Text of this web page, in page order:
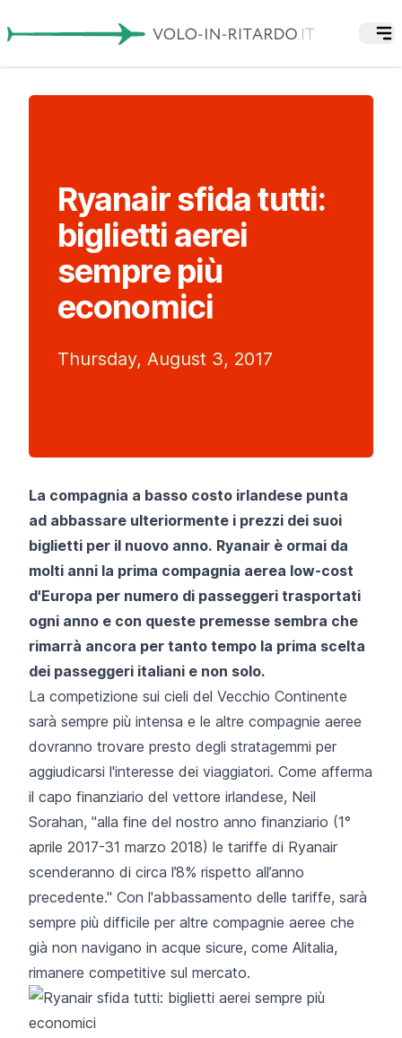
Ryanair sfida tutti:
biglietti aerei
sempre più
economici
Thursday, August 3, 2017
La compagnia a basso costo irlandese punta
ad abbassare ulteriormente i prezzi dei suoi
biglietti per il nuovo anno. Ryanair è ormai da
molti anni la prima compagnia aerea low-cost
d'Europa per numero di passeggeri trasportati
ogni anno e con queste premesse sembra che
rimarrà ancora per tanto tempo la prima scelta
dei passeggeri italiani e non solo.
La competizione sui cieli del Vecchio Continente
sarà sempre più intensa e le altre compagnie aeree
dovranno trovare presto degli stratagemmi per
aggiudicarsi l'interesse dei viaggiatori. Come afferma
il capo finanziario del vettore irlandese, Neil
Sorahan, "alla fine del nostro anno finanziario (1°
aprile 2017-31 marzo 2018) le tariffe di Ryanair
scenderanno di circa l’8% rispetto all’anno
precedente." Con l'abbassamento delle tariffe, sarà
sempre più difficile per altre compagnie aeree che
già non navigano in acque sicure, come Alitalia,
rimanere competitive sul mercato.